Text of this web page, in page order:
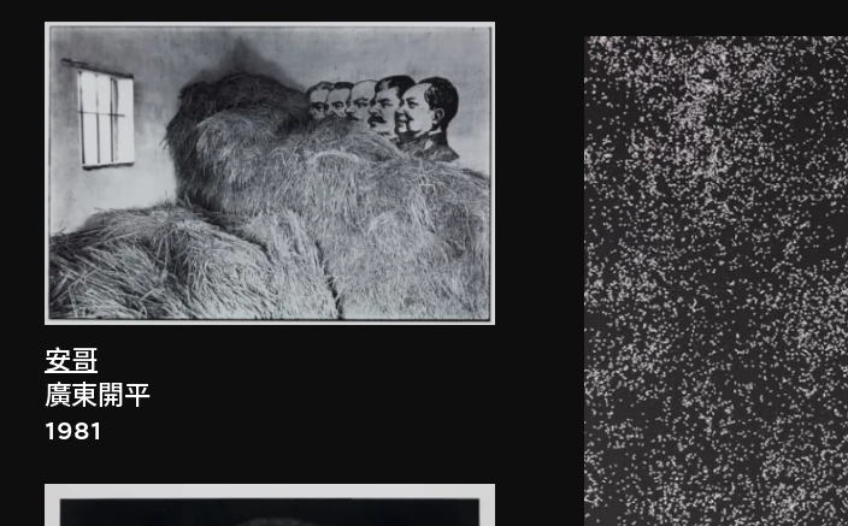
安哥
廣東開平
1981